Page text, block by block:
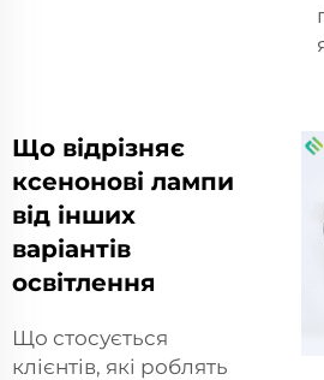
Що відрізняє
ксенонові лампи
від інших
варіантів
освітлення
Що стосується
клієнтів, які роблять